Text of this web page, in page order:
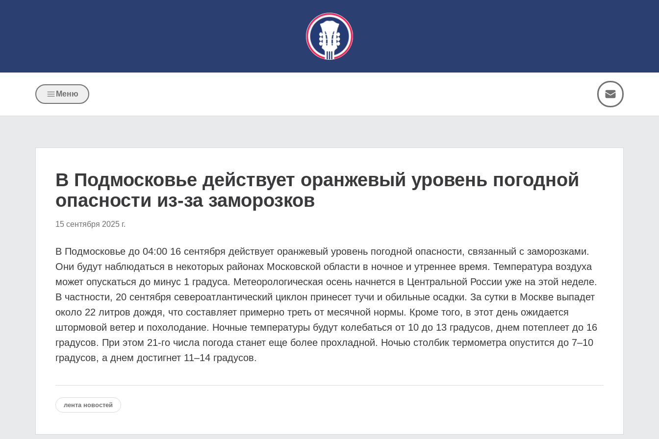
Меню
В Подмосковье действует оранжевый уровень погодной
опасности из-за заморозков
15 сентября 2025 г.
В Подмосковье до 04:00 16 сентября действует оранжевый уровень погодной опасности, связанный с заморозками.
Они будут наблюдаться в некоторых районах Московской области в ночное и утреннее время. Температура воздуха
может опускаться до минус 1 градуса. Метеорологическая осень начнется в Центральной России уже на этой неделе.
В частности, 20 сентября североатлантический циклон принесет тучи и обильные осадки. За сутки в Москве выпадет
около 22 литров дождя, что составляет примерно треть от месячной нормы. Кроме того, в этот день ожидается
штормовой ветер и похолодание. Ночные температуры будут колебаться от 10 до 13 градусов, днем потеплеет до 16
градусов. При этом 21-го числа погода станет еще более прохладной. Ночью столбик термометра опустится до 7–10
градусов, а днем достигнет 11–14 градусов.
лента новостей